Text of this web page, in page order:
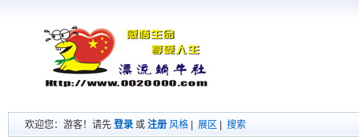
欢迎您：游客！请先 登录 或 注册 风格 展区 搜索